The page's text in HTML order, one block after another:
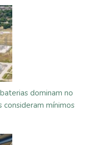
dominam no
consideram mínimos